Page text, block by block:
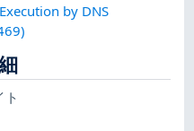
by DNS